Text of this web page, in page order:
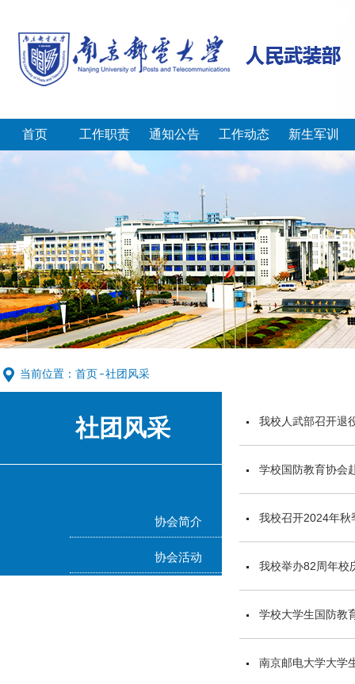
首页 工作职责 通知公告 工作动态 新生军训
当前位置： 首页 社团风采
社团风采
协会简介
协会活动
我校人武部召开退
学校国防教育协会
我校召开2024年秋
我校举办82周年校
学校大学生国防教
南京邮电大学大学